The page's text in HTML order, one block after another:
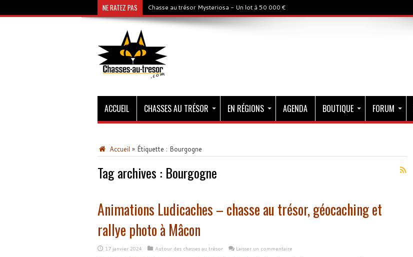
NE RATEZ PAS Chasse au trésor Mysteriosa - Un lot à 50 000 €
ACCUEIL CHASSES AU TRÉSOR EN RÉGIONS AGENDA BOUTIQUE FORUM
Accueil » Étiquette : Bourgogne
Tag archives : Bourgogne
Animations Ludicaches – chasse au trésor, géocaching et
rallye photo à Mâcon
17 janvier 2024 Autour des chasses au trésor Laisser un commentaire